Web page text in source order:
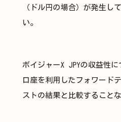
（ドル円の場合）が発生し
い。
ボイジャーX JPYの収益性
口座を利用したフォワード
ストの結果と比較すること